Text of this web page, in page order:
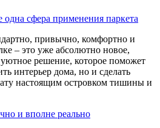
сфера применения паркета
привычно, комфортно и
– это уже абсолютно новое,
решение, которое поможет
интерьер дома, но и сделать
настоящим островком тишины и
и вполне реально